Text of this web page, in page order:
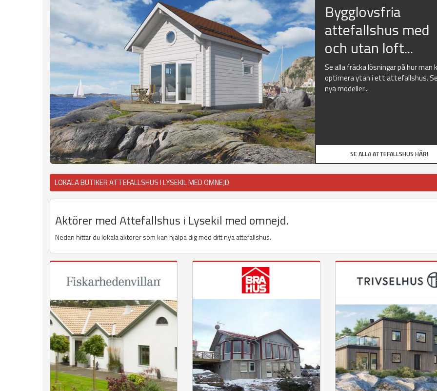
Bygglovsfria
attefallshus med
och utan loft...
Se alla fräcka lösningar på hur man
optimera ytan i ett attefallshus.
nya modeller...
SE ALLA ATTEFALLSHUS HÄR!
LOKALA BUTIKER ATTEFALLSHUS I LYSEKIL MED OMNEJD
Aktörer med Attefallshus i Lysekil med omnejd.
Nedan hittar du lokala aktörer som kan hjälpa dig med ditt nya attefallshus.